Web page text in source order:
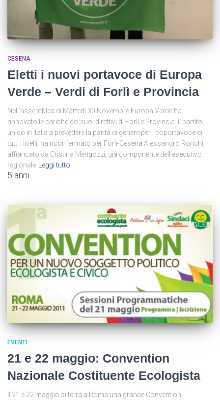
CESENA
Eletti i nuovi portavoce di Europa
Verde – Verdi di Forlì e Provincia
Nell’assemblea di Martedì 30 Novembre Europa Verde ha
rinnovato le cariche dei suoi direttivi di Forlì e Provincia. Il partito,
unico in Italia a prevedere la parità di genere per i coportavoce di
tutti i livelli, ha riconfermato per Forlì-Cesena Alessandro Ronchi,
affiancato da Cristina Mengozzi, già componente dell’esecutivo
regionale
Leggi tutto
5 anni
EVENTI
21 e 22 maggio: Convention
Nazionale Costituente Ecologista
Il 21 e 22 maggio si terrà a Roma una grande Convention